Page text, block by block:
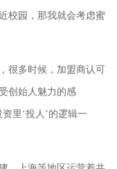
校园，那我就会考虑蜜
很多时候，加盟商认可
创始人魅力的感
里‘投人’的逻辑一